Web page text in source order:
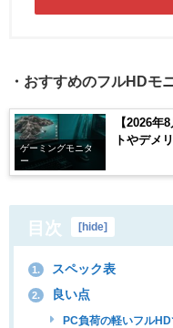
・おすすめのフルHDモ
ゲーミングモニタ
ー
【2026年
トやデメ
目次 [hide]
1. スペック表
2. 良い点
PC負荷の軽いフル